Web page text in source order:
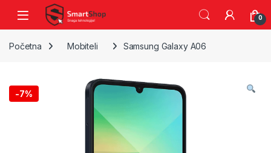
Skip to navigation
Skip to content
0
Početna Mobiteli Samsung Galaxy A06
-7%